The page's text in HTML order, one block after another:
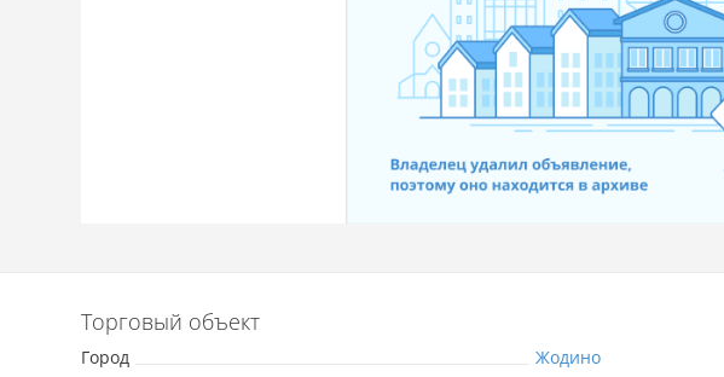
Торговый объект
Город
Жодино